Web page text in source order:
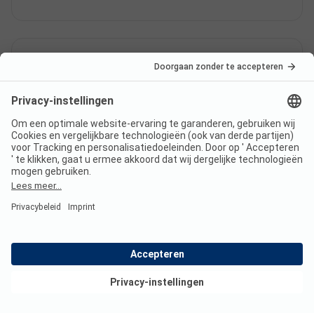
Welke
eet-/winkelmogelijkheden biedt
Alevi Camping?
Hoeveel staanplaatsen heeft
Bekijk deals